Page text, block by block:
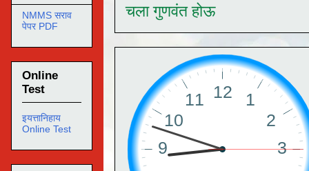
चला गुणवंत होऊ
NMMS सराव
पेपर PDF
Online
Test
इयत्तानिहाय
Online Test